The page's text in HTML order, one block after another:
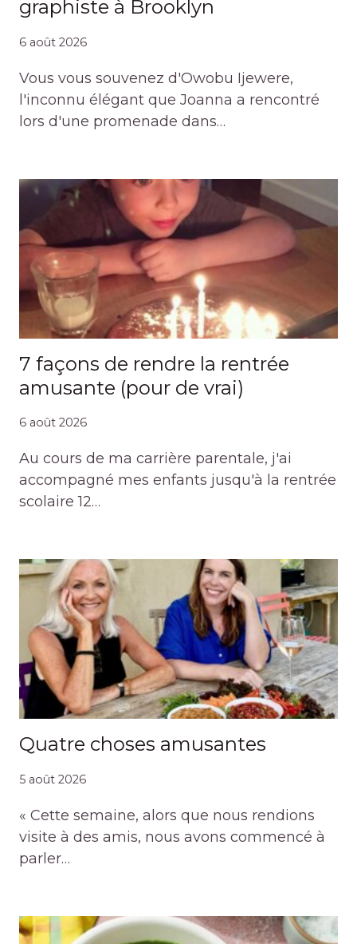
graphiste à Brooklyn
6 août 2026
Vous vous souvenez d'Owobu Ijewere,
l'inconnu élégant que Joanna a rencontré
lors d'une promenade dans…
7 façons de rendre la rentrée
amusante (pour de vrai)
6 août 2026
Au cours de ma carrière parentale, j'ai
accompagné mes enfants jusqu'à la rentrée
scolaire 12…
Quatre choses amusantes
5 août 2026
« Cette semaine, alors que nous rendions
visite à des amis, nous avons commencé à
parler…